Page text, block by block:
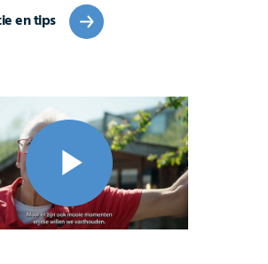
en tips
Play